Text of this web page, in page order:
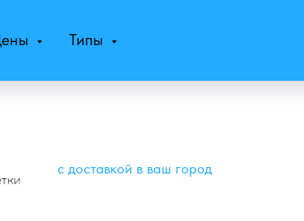
Типы
с доставкой в ваш город